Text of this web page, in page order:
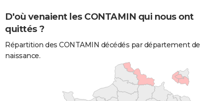
D'où venaient les CONTAMIN qui nous ont
quittés ?
Répartition des CONTAMIN décédés par département de
naissance.